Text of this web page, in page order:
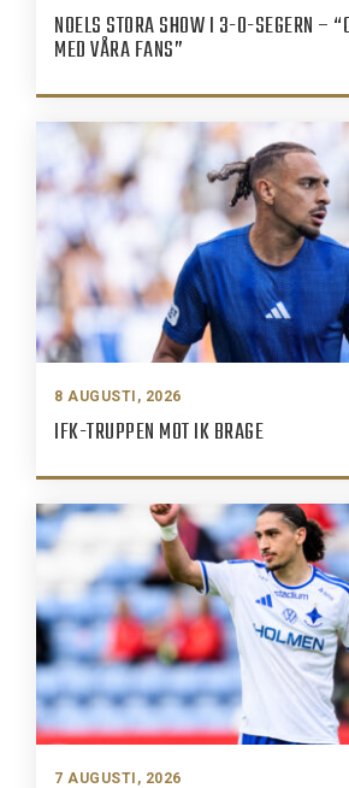
NOELS STORA SHOW I 3-0-SEGERN –
MED VÅRA FANS”
8 AUGUSTI, 2026
IFK-TRUPPEN MOT IK BRAGE
7 AUGUSTI, 2026